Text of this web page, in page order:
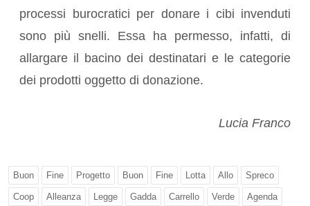
processi burocratici per donare i cibi invenduti
sono più snelli. Essa ha permesso, infatti, di
allargare il bacino dei destinatari e le categorie
dei prodotti oggetto di donazione.
Lucia Franco
Buon Fine Progetto Buon Fine Lotta Allo Spreco
Coop Alleanza Legge Gadda Carrello Verde Agenda